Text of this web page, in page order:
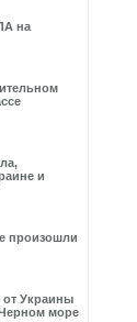
на
и
произошли
Украины
море